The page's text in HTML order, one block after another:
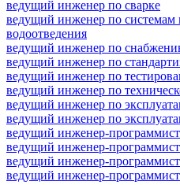
ведущий инженер по сварке
ведущий инженер по системам
водоотведения
ведущий инженер по
ведущий инженер по
ведущий инженер по
ведущий инженер по
ведущий инженер по
ведущий инженер по
ведущий инженер-программист
ведущий инженер-
ведущий инженер-
ведущий инженер-программист